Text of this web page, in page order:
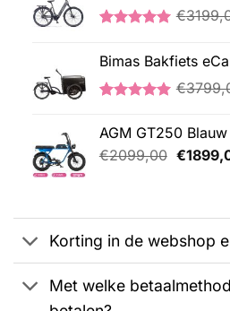
5.00
op 5
gebaseerd
op
klantbeoordeling
€
Bimas Bakfiets
5.00 op 5
gebaseerd
op
klantbeoordelingen
€
AGM GT250 Blauw
€2099,00 €
Korting in de webshop
Met welke